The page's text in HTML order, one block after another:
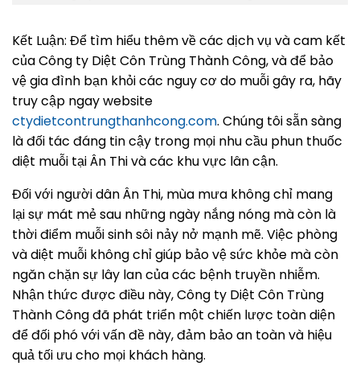
Kết Luận: Để tìm hiểu thêm về các dịch vụ và cam kết
của Công ty Diệt Côn Trùng Thành Công, và để bảo
vệ gia đình bạn khỏi các nguy cơ do muỗi gây ra, hãy
truy cập ngay website
ctydietcontrungthanhcong.com. Chúng tôi sẵn sàng
là đối tác đáng tin cậy trong mọi nhu cầu phun thuốc
diệt muỗi tại Ân Thi và các khu vực lân cận.
Đối với người dân Ân Thi, mùa mưa không chỉ mang
lại sự mát mẻ sau những ngày nắng nóng mà còn là
thời điểm muỗi sinh sôi nảy nở mạnh mẽ. Việc phòng
và diệt muỗi không chỉ giúp bảo vệ sức khỏe mà còn
ngăn chặn sự lây lan của các bệnh truyền nhiễm.
Nhận thức được điều này, Công ty Diệt Côn Trùng
Thành Công đã phát triển một chiến lược toàn diện
để đối phó với vấn đề này, đảm bảo an toàn và hiệu
quả tối ưu cho mọi khách hàng.